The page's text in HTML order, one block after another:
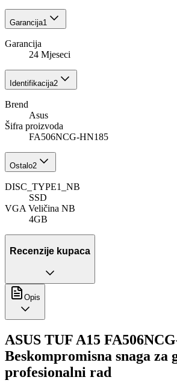
Garancija1
Garancija
24 Mjeseci
Identifikacija2
Brend
Asus
Šifra proizvoda
FA506NCG-HN185
Ostalo2
DISC_TYPE1_NB
SSD
VGA Veličina NB
4GB
Recenzije kupaca
Opis
ASUS TUF A15
Beskompromisna snaga za
profesionalni rad